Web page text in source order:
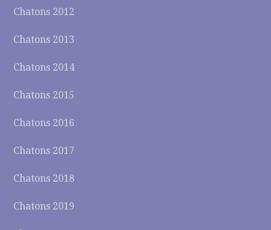
Chatons 2012
Chatons 2013
Chatons 2014
Chatons 2015
Chatons 2016
Chatons 2017
Chatons 2018
Chatons 2019